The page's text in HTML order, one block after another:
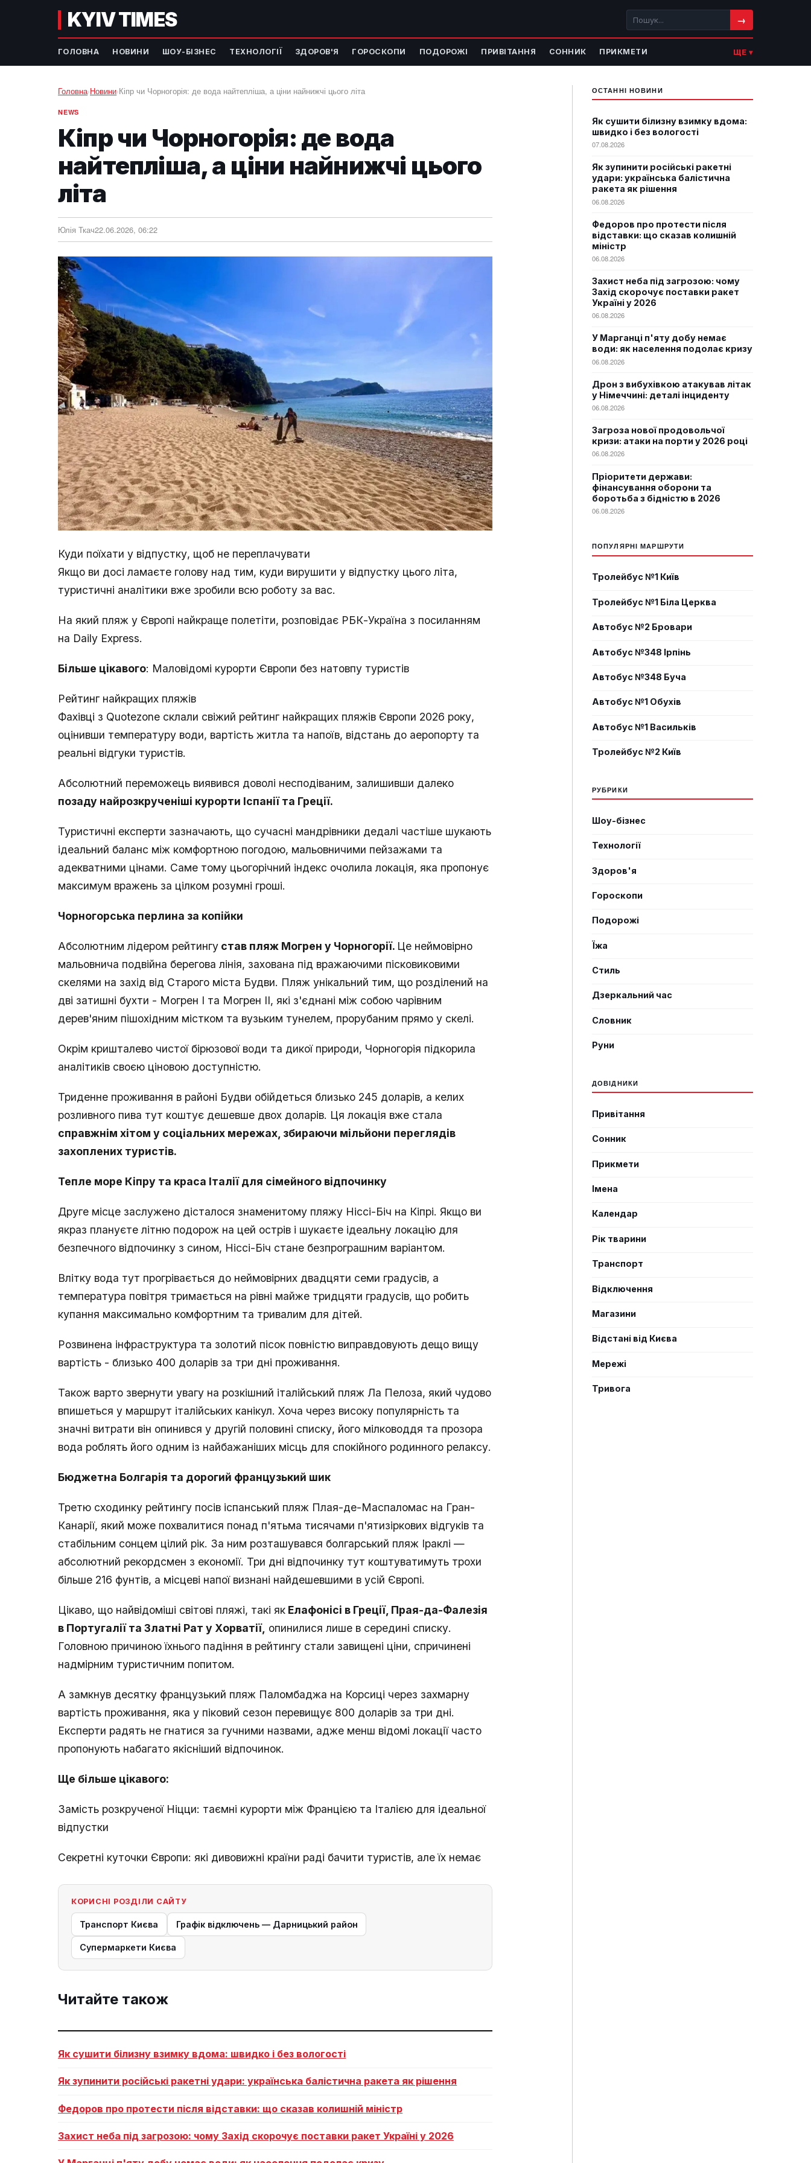
KYIV TIMES →
ГОЛОВНА НОВИНИ ШОУ-БІЗНЕС ТЕХНОЛОГІЇ ЗДОРОВ'Я ГОРОСКОПИ ПОДОРОЖІ ПРИВІТАННЯ СОННИК ПРИКМЕТИ ЩЕ ▾
Головна›Новини›Кіпр чи Чорногорія: де вода найтепліша, а ціни найнижчі цього літа
NEWS
Кіпр чи Чорногорія: де вода
найтепліша, а ціни найнижчі цього
літа
Юлія Ткач22.06.2026, 06:22
Куди поїхати у відпустку, щоб не переплачувати
Якщо ви досі ламаєте голову над тим, куди вирушити у відпустку цього літа,
туристичні аналітики вже зробили всю роботу за вас.
На який пляж у Європі найкраще полетіти, розповідає РБК-Україна з посиланням
на Daily Express.
Більше цікавого: Маловідомі курорти Європи без натовпу туристів
Рейтинг найкращих пляжів
Фахівці з Quotezone склали свіжий рейтинг найкращих пляжів Європи 2026 року,
оцінивши температуру води, вартість житла та напоїв, відстань до аеропорту та
реальні відгуки туристів.
Абсолютний переможець виявився доволі несподіваним, залишивши далеко
позаду найрозкрученіші курорти Іспанії та Греції.
Туристичні експерти зазначають, що сучасні мандрівники дедалі частіше шукають
ідеальний баланс між комфортною погодою, мальовничими пейзажами та
адекватними цінами. Саме тому цьогорічний індекс очолила локація, яка пропонує
максимум вражень за цілком розумні гроші.
Чорногорська перлина за копійки
Абсолютним лідером рейтингу став пляж Могрен у Чорногорії. Це неймовірно
мальовнича подвійна берегова лінія, захована під вражаючими пісковиковими
скелями на захід від Старого міста Будви. Пляж унікальний тим, що розділений на
дві затишні бухти - Могрен I та Могрен II, які з'єднані між собою чарівним
дерев'яним пішохідним містком та вузьким тунелем, прорубаним прямо у скелі.
Окрім кришталево чистої бірюзової води та дикої природи, Чорногорія підкорила
аналітиків своєю ціновою доступністю.
Триденне проживання в районі Будви обійдеться близько 245 доларів, а келих
розливного пива тут коштує дешевше двох доларів. Ця локація вже стала
справжнім хітом у соціальних мережах, збираючи мільйони переглядів
захоплених туристів.
Тепле море Кіпру та краса Італії для сімейного відпочинку
Друге місце заслужено дісталося знаменитому пляжу Ніссі-Біч на Кіпрі. Якщо ви
якраз плануєте літню подорож на цей острів і шукаєте ідеальну локацію для
безпечного відпочинку з сином, Ніссі-Біч стане безпрограшним варіантом.
Влітку вода тут прогрівається до неймовірних двадцяти семи градусів, а
температура повітря тримається на рівні майже тридцяти градусів, що робить
купання максимально комфортним та тривалим для дітей.
Розвинена інфраструктура та золотий пісок повністю виправдовують дещо вищу
вартість - близько 400 доларів за три дні проживання.
Також варто звернути увагу на розкішний італійський пляж Ла Пелоза, який чудово
впишеться у маршрут італійських канікул. Хоча через високу популярність та
значні витрати він опинився у другій половині списку, його мілководдя та прозора
вода роблять його одним із найбажаніших місць для спокійного родинного релаксу.
Бюджетна Болгарія та дорогий французький шик
Третю сходинку рейтингу посів іспанський пляж Плая-де-Маспаломас на Гран-
Канарії, який може похвалитися понад п'ятьма тисячами п'ятизіркових відгуків та
стабільним сонцем цілий рік. За ним розташувався болгарський пляж Іраклі —
абсолютний рекордсмен з економії. Три дні відпочинку тут коштуватимуть трохи
більше 216 фунтів, а місцеві напої визнані найдешевшими в усій Європі.
Цікаво, що найвідоміші світові пляжі, такі як Елафонісі в Греції, Прая-да-Фалезія
в Португалії та Златні Рат у Хорватії, опинилися лише в середині списку.
Головною причиною їхнього падіння в рейтингу стали завищені ціни, спричинені
надмірним туристичним попитом.
А замкнув десятку французький пляж Паломбаджа на Корсиці через захмарну
вартість проживання, яка у піковий сезон перевищує 800 доларів за три дні.
Експерти радять не гнатися за гучними назвами, адже менш відомі локації часто
пропонують набагато якісніший відпочинок.
Ще більше цікавого:
Замість розкрученої Ніцци: таємні курорти між Францією та Італією для ідеальної
відпустки
Секретні куточки Європи: які дивовижні країни раді бачити туристів, але їх немає
КОРИСНІ РОЗДІЛИ САЙТУ
Транспорт Києва Графік відключень — Дарницький район
Супермаркети Києва
Читайте також
Як сушити білизну взимку вдома: швидко і без вологості
Як зупинити російські ракетні удари: українська балістична ракета як рішення
Федоров про протести після відставки: що сказав колишній міністр
Захист неба під загрозою: чому Захід скорочує поставки ракет Україні у 2026
ОСТАННІ НОВИНИ
Як сушити білизну взимку вдома:
швидко і без вологості
07.08.2026
Як зупинити російські ракетні
удари: українська балістична
ракета як рішення
06.08.2026
Федоров про протести після
відставки: що сказав колишній
міністр
06.08.2026
Захист неба під загрозою: чому
Захід скорочує поставки ракет
Україні у 2026
06.08.2026
У Марганці п'яту добу немає
води: як населення подолає кризу
06.08.2026
Дрон з вибухівкою атакував літак
у Німеччині: деталі інциденту
06.08.2026
Загроза нової продовольчої
кризи: атаки на порти у 2026 році
06.08.2026
Пріоритети держави:
фінансування оборони та
боротьба з бідністю в 2026
06.08.2026
ПОПУЛЯРНІ МАРШРУТИ
Тролейбус №1 Київ
Тролейбус №1 Біла Церква
Автобус №2 Бровари
Автобус №348 Ірпінь
Автобус №348 Буча
Автобус №1 Обухів
Автобус №1 Васильків
Тролейбус №2 Київ
РУБРИКИ
Шоу-бізнес
Технології
Здоров'я
Гороскопи
Подорожі
Їжа
Стиль
Дзеркальний час
Словник
Руни
ДОВІДНИКИ
Привітання
Сонник
Прикмети
Імена
Календар
Рік тварини
Транспорт
Відключення
Магазини
Відстані від Києва
Мережі
Тривога